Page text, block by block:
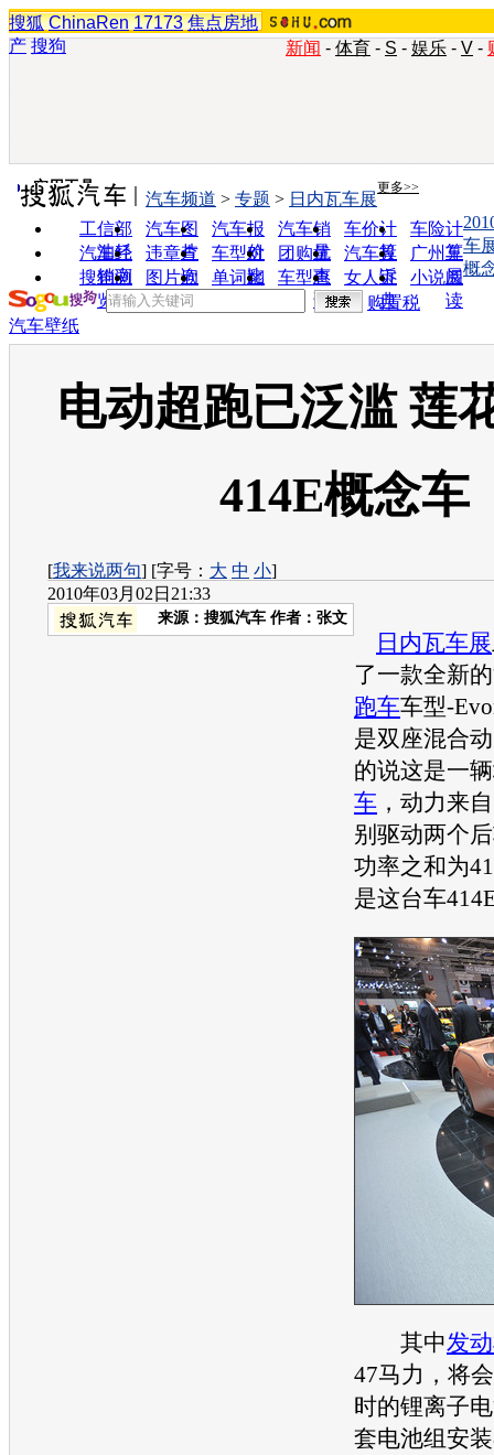
搜狐 ChinaRen 17173 焦点房地
产 搜狗 新闻 - 体育 - S - 娱乐 - V -
实用工具 更多>>
工信部
油耗
汽车图
片
汽车报
价
汽车销
量
车价计
算
车险计
算
汽车经
销商
违章查
询
车型对
比
团购优
惠
汽车投
诉
广州车
展
搜狗浏
览器
图片欣
赏
单词翻
车型查
询
女人宝
典
小说阅
读
汽车频道 > 专题 > 日内瓦车展
车
概
购置税
汽车壁纸
电动超跑已泛滥 莲
414E概念车
[我来说两句] [字号： 大 中 小]
2010年03月02日21:33
来源： 搜狐汽车 作者：张文
日内瓦车展
了一款全新
跑车车型-
是双座混合
的说这是一
车 ，动力来
别驱动两个
功率之和为
是这台车
其中发
47马力，将
时的锂离子
套电池组安